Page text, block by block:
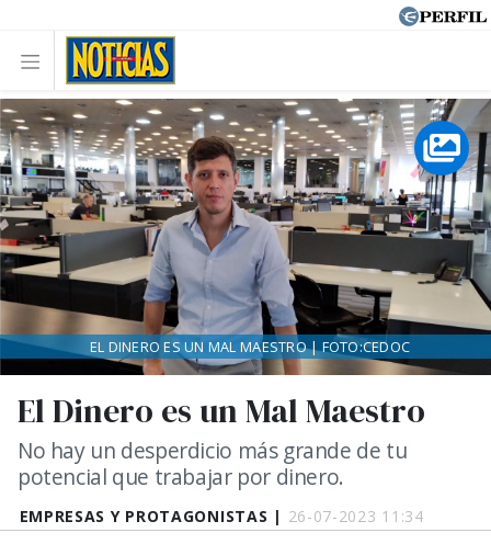
EMPRESAS Y PROTAGONISTAS | 26-07-2023 11:34
El Dinero es un Mal Maestro
No hay un desperdicio más grande de tu
potencial que trabajar por dinero.
EL DINERO ES UN MAL MAESTRO | FOTO:CEDOC